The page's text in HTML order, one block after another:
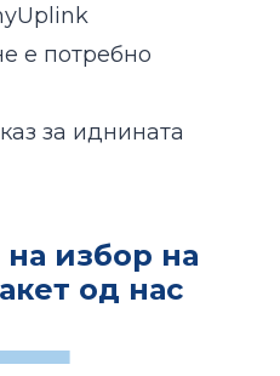
е потребно
за иднината
избор на
од нас